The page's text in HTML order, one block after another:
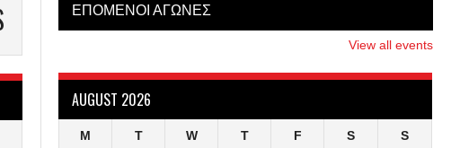
ΕΠΟΜΕΝΟΙ ΑΓΩΝΕΣ
View all events
AUGUST 2026
M T W T F S S